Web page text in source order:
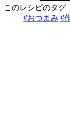
このレシピのタグ
#おつまみ #